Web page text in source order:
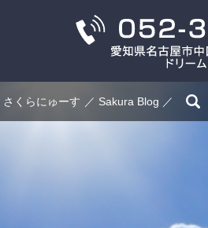
さくらにゅーす Sakura Blog